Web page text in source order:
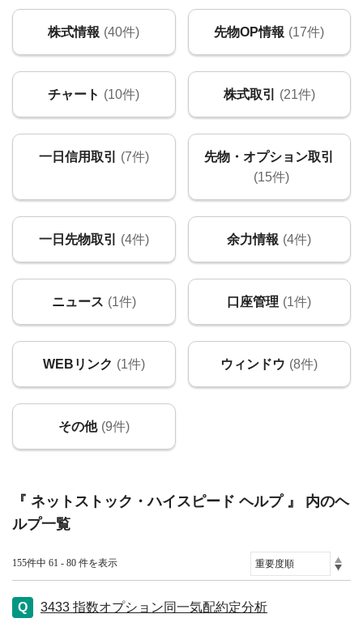
株式情報 (40件) 先物OP情報 (17件)
チャート (10件) 株式取引 (21件)
一日信用取引 (7件)
先物・オプション取引
(15件)
一日先物取引 (4件) 余力情報 (4件)
ニュース (1件) 口座管理 (1件)
WEBリンク (1件) ウィンドウ (8件)
その他 (9件)
『 ネットストック・ハイスピード ヘルプ 』 内のヘ
ルプ一覧
155件中 61 - 80 件を表示
3433 指数オプション同一気配約定分析